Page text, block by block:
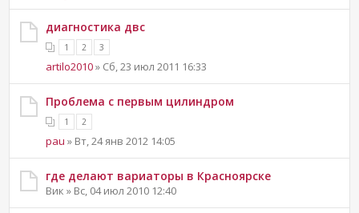
диагностика двс
1 2 3
artilo2010» Сб, 23 июл 2011 16:33
Проблема с первым цилиндром
1 2
pau » Вт, 24 янв 2012 14:05
где делают вариаторы в Красноярске
Вик » Вс, 04 июл 2010 12:40